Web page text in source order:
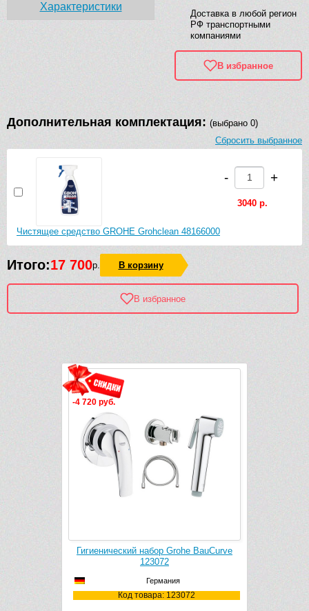
Доставка в любой регион
РФ транспортными
компаниями
В избранное
Характеристики
Дополнительная комплектация: (выбрано 0)
Сбросить выбранное
Чистящее средство GROHE Grohclean 48166000
- +
3040 р.
Итого:17 700р. В корзину
В избранное
-4 720 руб.
Гигиенический набор Grohe BauCurve
123072
Германия
Код товара: 123072